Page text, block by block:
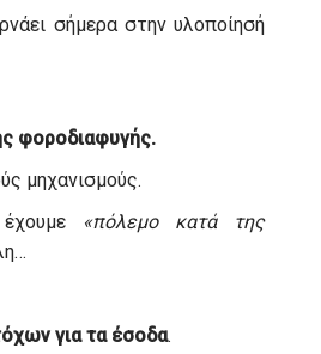
σήμερα στην υλοποίησή
φοροδιαφυγής.
μηχανισμούς.
«πόλεμο κατά της
για τα έσοδα.